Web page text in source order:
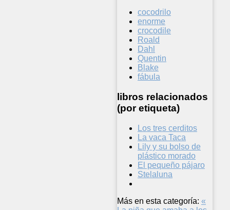
cocodrilo
enorme
crocodile
Roald
Dahl
Quentin
Blake
fábula
libros relacionados
(por etiqueta)
Los tres cerditos
La vaca Taca
Lily y su bolso de
plástico morado
El pequeño pájaro
Stelaluna
Más en esta categoría: «